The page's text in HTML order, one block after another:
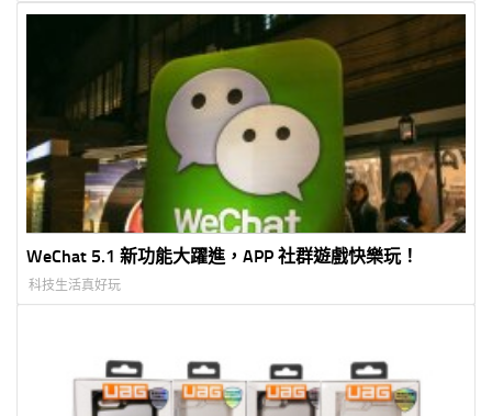
WeChat 5.1 新功能大躍進，APP 社群遊戲快樂玩！
科技生活真好玩